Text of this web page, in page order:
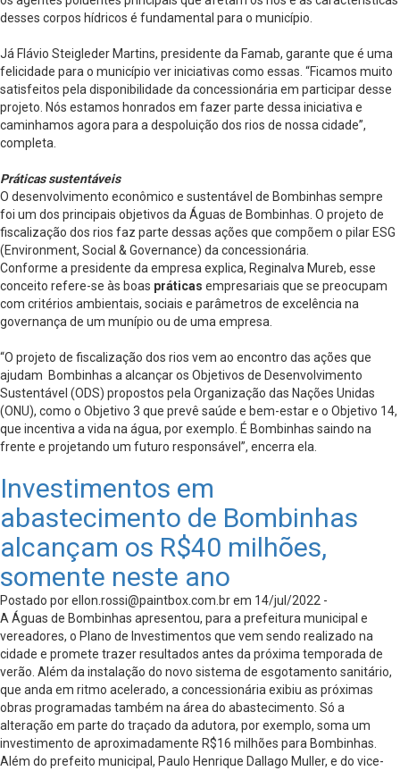
desses corpos hídricos é fundamental para o município.
Já Flávio Steigleder Martins, presidente da Famab, garante que é uma
felicidade para o município ver iniciativas como essas. “Ficamos muito
satisfeitos pela disponibilidade da concessionária em participar desse
projeto. Nós estamos honrados em fazer parte dessa iniciativa e
caminhamos agora para a despoluição dos rios de nossa cidade”,
completa.
Práticas sustentáveis
O desenvolvimento econômico e sustentável de Bombinhas sempre
foi um dos principais objetivos da Águas de Bombinhas. O projeto de
fiscalização dos rios faz parte dessas ações que compõem o pilar ESG
(Environment, Social & Governance) da concessionária.
Conforme a presidente da empresa explica, Reginalva Mureb, esse
conceito refere-se às boas práticas empresariais que se preocupam
com critérios ambientais, sociais e parâmetros de excelência na
governança de um munípio ou de uma empresa.
“O projeto de fiscalização dos rios vem ao encontro das ações que
ajudam Bombinhas a alcançar os Objetivos de Desenvolvimento
Sustentável (ODS) propostos pela Organização das Nações Unidas
(ONU), como o Objetivo 3 que prevê saúde e bem-estar e o Objetivo 14,
que incentiva a vida na água, por exemplo. É Bombinhas saindo na
frente e projetando um futuro responsável”, encerra ela.
Investimentos em
abastecimento de Bombinhas
alcançam os R$40 milhões,
somente neste ano
Postado porellon.rossi@paintbox.com.brem 14/jul/2022 -
A Águas de Bombinhas apresentou, para a prefeitura municipal e
vereadores, o Plano de Investimentos que vem sendo realizado na
cidade e promete trazer resultados antes da próxima temporada de
verão. Além da instalação do novo sistema de esgotamento sanitário,
que anda em ritmo acelerado, a concessionária exibiu as próximas
obras programadas também na área do abastecimento. Só a
alteração em parte do traçado da adutora, por exemplo, soma um
investimento de aproximadamente R$16 milhões para Bombinhas.
Além do prefeito municipal, Paulo Henrique Dallago Muller, e do vice-